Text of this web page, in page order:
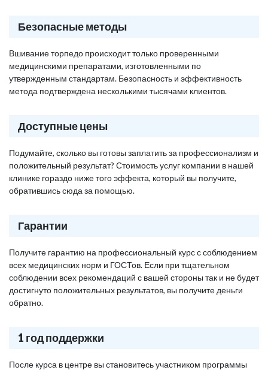
Безопасные методы
Вшивание торпедо происходит только проверенными
медицинскими препаратами, изготовленными по
утвержденным стандартам. Безопасность и эффективность
метода подтверждена несколькими тысячами клиентов.
Доступные цены
Подумайте, сколько вы готовы заплатить за профессионализм и
положительный результат? Стоимость услуг компании в нашей
клинике гораздо ниже того эффекта, который вы получите,
обратившись сюда за помощью.
Гарантии
Получите гарантию на профессиональный курс с соблюдением
всех медицинских норм и ГОСТов. Если при тщательном
соблюдении всех рекомендаций с вашей стороны так и не будет
достигнуто положительных результатов, вы получите деньги
обратно.
1 год поддержки
После курса в центре вы становитесь участником программы